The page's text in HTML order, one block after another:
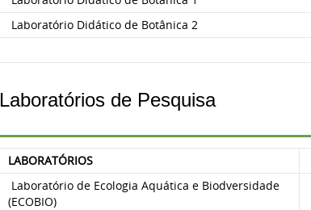
Laboratório Didático de Botânica 2
Laboratórios de Pesquisa
LABORATÓRIOS
Laboratório de Ecologia Aquática e Biodversidade
(ECOBIO)